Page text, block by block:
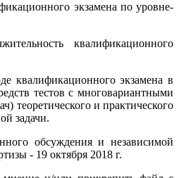
экзамена по уровне-
квалификационного
квалификационного экзамена в
тестов с многовариантными
теоретического и практического
задачи.
обсуждения и независимой
- 19 октября 2018 г.